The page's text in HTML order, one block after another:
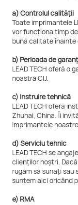
a) Controlul calității
Toate imprimantele
vor funcționa timp
bună calitate înainte
b) Perioada de
LEAD TECH oferă o
noastră CIJ.
c) Instruire tehnică
LEAD TECH oferă
Zhuhai, China. Îi
imprimantele
d) Serviciu tehnic
LEAD TECH se
clienților noștri.
rugăm să sunați
suntem aici oricând
e) RMA